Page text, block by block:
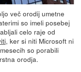
več orodij umetne
so imeli posebej
celo raje od
, ker si niti Microsoft ni
so porabili
orodja.